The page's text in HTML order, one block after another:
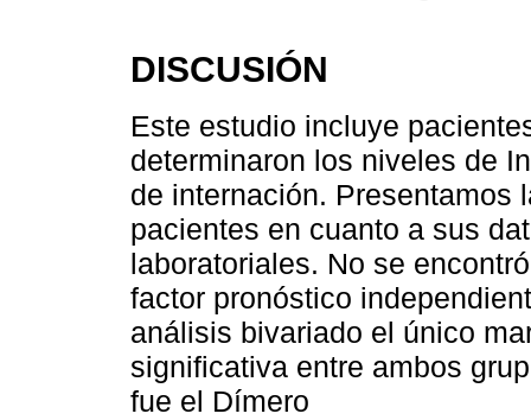
DISCUSIÓN
Este estudio incluye
determinaron los niveles de
de internación. Presentamos
pacientes en cuanto a sus
laboratoriales. No se
factor pronóstico
análisis bivariado el único
significativa entre ambos
fue el Dímero